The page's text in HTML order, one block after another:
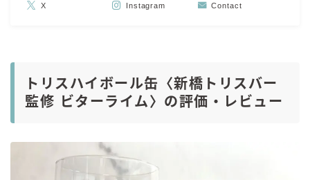
X Instagram Contact
トリスハイボール缶〈新橋トリスバー
監修 ビターライム〉の評価・レビュー